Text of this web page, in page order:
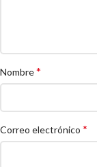
Nombre*
Correo electrónico *